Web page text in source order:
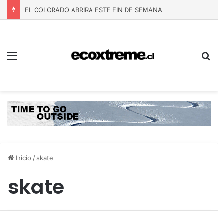
EL COLORADO ABRIRÁ ESTE FIN DE SEMANA
Menú
Inicio / skate
skate